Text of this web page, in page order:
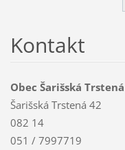
Kontakt
Obec Šarišská Trstená
Šarišská Trstená 42
082 14
051 / 7997719